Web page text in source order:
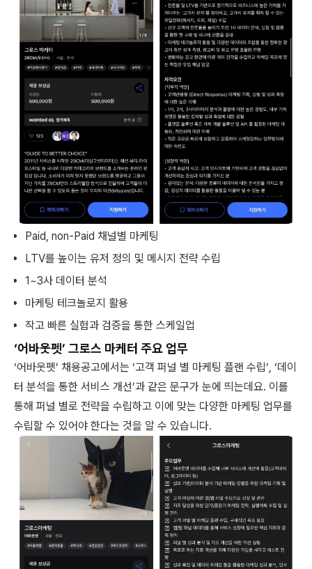
Paid, non-Paid 채널별 마케팅
LTV를 높이는 유저 정의 및 메시지 전략 수립
1~3사 데이터 분석
마케팅 테크놀로지 활용
작고 빠른 실험과 검증을 통한 스케일업
‘어바웃펫’ 그로스 마케터 주요 업무
‘어바웃펫’ 채용공고에서는 ‘고객 퍼널 별 마케팅 플랜 수립’, ‘데이
터 분석을 통한 서비스 개선’과 같은 문구가 눈에 띄는데요. 이를
통해 퍼널 별로 전략을 수립하고 이에 맞는 다양한 마케팅 업무를
수립할 수 있어야 한다는 것을 알 수 있습니다.